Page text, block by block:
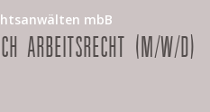
mbB
ARBEITSRECHT (M/W/D)